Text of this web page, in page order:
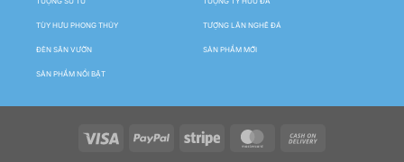
TÙY HƯU PHONG THỦY TƯỢNG LÂN NGHÊ ĐÁ
ĐÈN SÂN VƯỜN SẢN PHẨM MỚI
SẢN PHẨM NỔI BẬT